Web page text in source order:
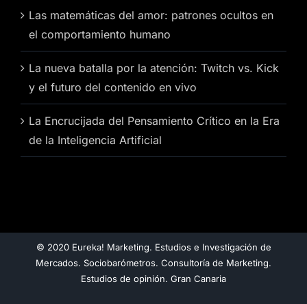
Las matemáticas del amor: patrones ocultos en
el comportamiento humano
La nueva batalla por la atención: Twitch vs. Kick
y el futuro del contenido en vivo
La Encrucijada del Pensamiento Crítico en la Era
de la Inteligencia Artificial
© 2020 Eureka! Marketing. Estudios e Investigación de
Mercados. Sociobarómetros. Consultoría de Marketing.
Estudios de opinión. Gran Canaria